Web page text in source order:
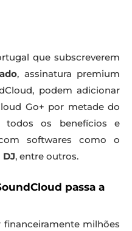
que subscreverem
, assinatura premium
podem adicionar
Go+ por metade do
os benefícios e
softwares como o
, entre outros.
passa a
financeiramente milhões